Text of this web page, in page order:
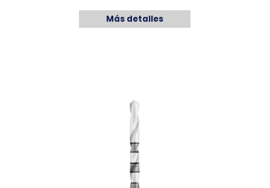
Más detalles